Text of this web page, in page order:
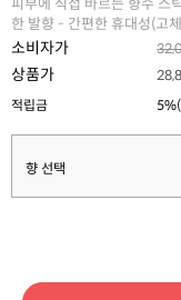
피부에 직접 바르는 향수 스
한 발향 - 간편한 휴대성(고
소비자가
상품가
적립금
향 선택